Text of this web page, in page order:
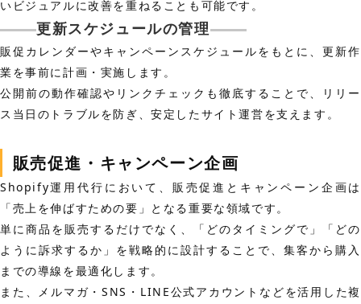
いビジュアルに改善を重ねることも可能です。
更新スケジュールの管理
販促カレンダーやキャンペーンスケジュールをもとに、更新作
業を事前に計画・実施します。
公開前の動作確認やリンクチェックも徹底することで、リリー
ス当日のトラブルを防ぎ、安定したサイト運営を支えます。
販売促進・キャンペーン企画
Shopify運用代行において、販売促進とキャンペーン企画は
「売上を伸ばすための要」となる重要な領域です。
単に商品を販売するだけでなく、「どのタイミングで」「どの
ように訴求するか」を戦略的に設計することで、集客から購入
までの導線を最適化します。
また、メルマガ・SNS・LINE公式アカウントなどを活用した複